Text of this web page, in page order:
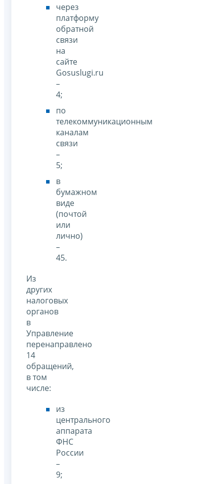
через
платформу
обратной
связи
на
сайте
Gosuslugi.ru
–
4;
по
телекоммуникационным
каналам
связи
–
5;
в
бумажном
виде
(почтой
или
лично)
–
45.
Из
других
налоговых
органов
в
Управление
перенаправлено
14
обращений,
в том
числе:
из
центрального
аппарата
ФНС
России
–
9;